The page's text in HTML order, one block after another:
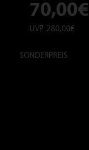
70,00€
UVP 280,00€
SONDERPREIS